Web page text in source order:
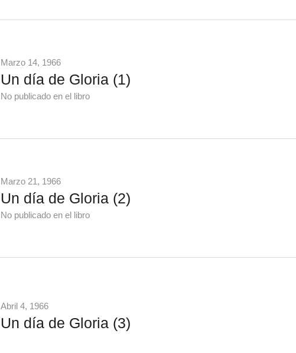
Marzo 14, 1966
Un día de Gloria (1)
No publicado en el libro
Marzo 21, 1966
Un día de Gloria (2)
No publicado en el libro
Abril 4, 1966
Un día de Gloria (3)